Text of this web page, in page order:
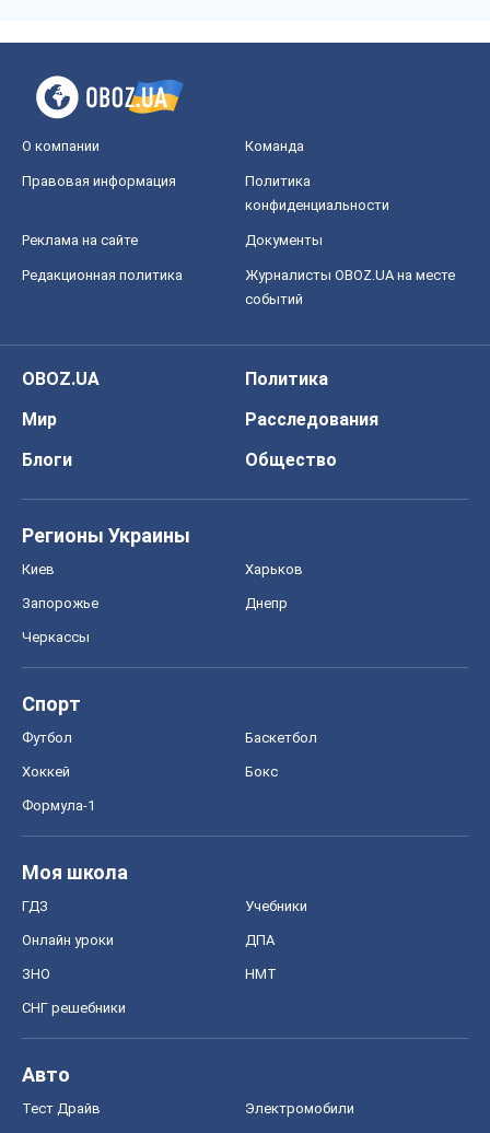
О компании Команда
Правовая информация
Политика
конфиденциальности
Реклама на сайте Документы
Редакционная политика
Журналисты OBOZ.UA на месте
событий
OBOZ.UA
Политика
Мир
Расследования
Блоги
Общество
Регионы Украины
Киев Харьков
Запорожье Днепр
Черкассы
Спорт
Футбол Баскетбол
Хоккей Бокс
Формула-1
Моя школа
ГДЗ Учебники
Онлайн уроки ДПА
ЗНО НМТ
СНГ решебники
Авто
Тест Драйв Электромобили